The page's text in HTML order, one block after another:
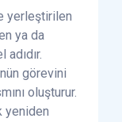
yerleştirilen
ya da
görevini
oluşturur.
yeniden